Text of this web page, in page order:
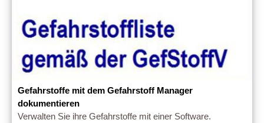
Gefahrstoffe mit dem Gefahrstoff Manager
dokumentieren
Verwalten Sie ihre Gefahrstoffe mit einer Software.